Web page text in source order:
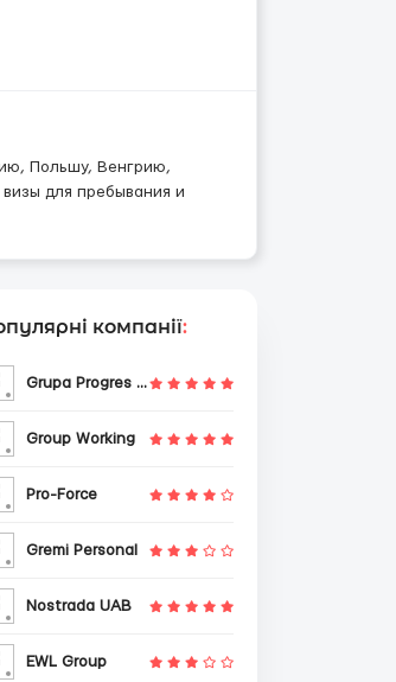
Польшу, Венгрию,
для пребывания и
компанії:
Grupa Progres Sp. z o.o.
Group Working
Pro-Force
Gremi Personal
Nostrada UAB
EWL Group